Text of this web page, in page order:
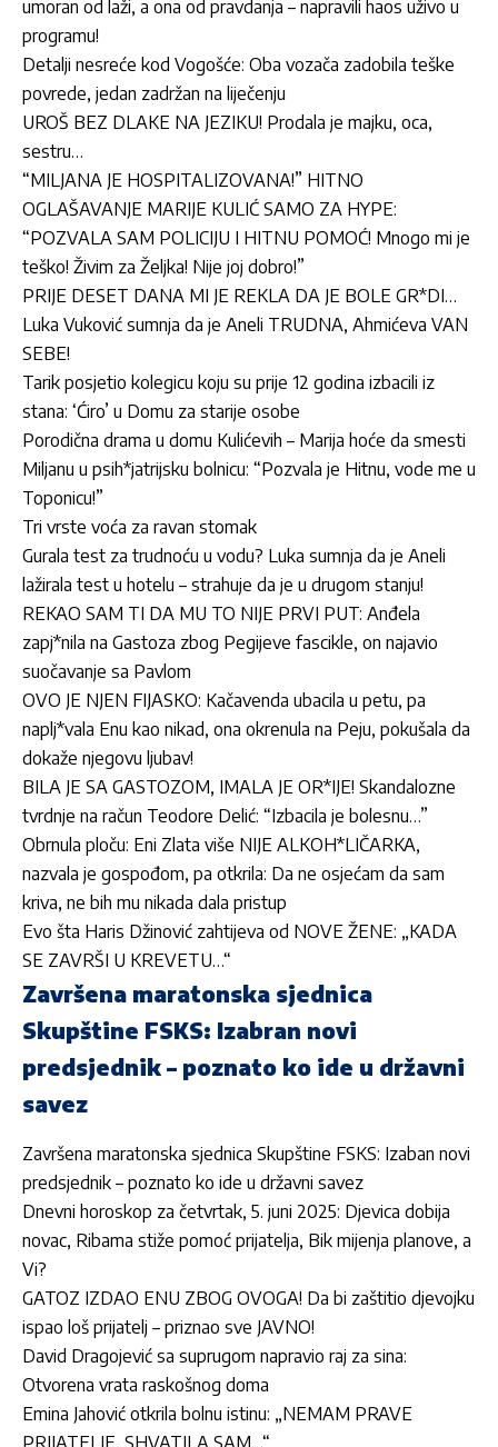
umoran od laži, a ona od pravdanja – napravili haos uživo u
programu!
Detalji nesreće kod Vogošće: Oba vozača zadobila teške
povrede, jedan zadržan na liječenju
UROŠ BEZ DLAKE NA JEZIKU! Prodala je majku, oca,
sestru…
“MILJANA JE HOSPITALIZOVANA!” HITNO
OGLAŠAVANJE MARIJE KULIĆ SAMO ZA HYPE:
“POZVALA SAM POLICIJU I HITNU POMOĆ! Mnogo mi je
teško! Živim za Željka! Nije joj dobro!”
PRIJE DESET DANA MI JE REKLA DA JE BOLE GR*DI…
Luka Vuković sumnja da je Aneli TRUDNA, Ahmićeva VAN
SEBE!
Tarik posjetio kolegicu koju su prije 12 godina izbacili iz
stana: ‘Ćiro’ u Domu za starije osobe
Porodična drama u domu Kulićevih – Marija hoće da smesti
Miljanu u psih*jatrijsku bolnicu: “Pozvala je Hitnu, vode me u
Toponicu!”
Tri vrste voća za ravan stomak
Gurala test za trudnoću u vodu? Luka sumnja da je Aneli
lažirala test u hotelu – strahuje da je u drugom stanju!
REKAO SAM TI DA MU TO NIJE PRVI PUT: Anđela
zapj*nila na Gastoza zbog Pegijeve fascikle, on najavio
suočavanje sa Pavlom
OVO JE NJEN FIJASKO: Kačavenda ubacila u petu, pa
naplj*vala Enu kao nikad, ona okrenula na Peju, pokušala da
dokaže njegovu ljubav!
BILA JE SA GASTOZOM, IMALA JE OR*IJE! Skandalozne
tvrdnje na račun Teodore Delić: “Izbacila je bolesnu…”
Obrnula ploču: Eni Zlata više NIJE ALKOH*LIČARKA,
nazvala je gospođom, pa otkrila: Da ne osjećam da sam
kriva, ne bih mu nikada dala pristup
Evo šta Haris Džinović zahtijeva od NOVE ŽENE: „KADA
SE ZAVRŠI U KREVETU…“
Završena maratonska sjednica
Skupštine FSKS: Izabran novi
predsjednik – poznato ko ide u državni
savez
Završena maratonska sjednica Skupštine FSKS: Izaban novi
predsjednik – poznato ko ide u državni savez
Dnevni horoskop za četvrtak, 5. juni 2025: Djevica dobija
novac, Ribama stiže pomoć prijatelja, Bik mijenja planove, a
Vi?
GATOZ IZDAO ENU ZBOG OVOGA! Da bi zaštitio djevojku
ispao loš prijatelj – priznao sve JAVNO!
David Dragojević sa suprugom napravio raj za sina:
Otvorena vrata raskošnog doma
Emina Jahović otkrila bolnu istinu: „NEMAM PRAVE